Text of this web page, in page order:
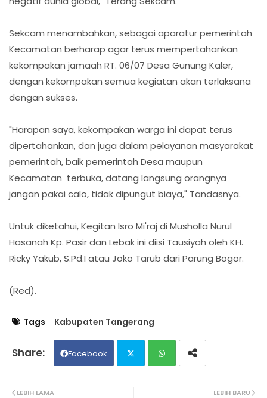
Sekcam menambahkan, sebagai aparatur pemerintah
Kecamatan berharap agar terus mempertahankan
kekompakan jamaah RT. 06/07 Desa Gunung Kaler,
dengan kekompakan semua kegiatan akan terlaksana
dengan sukses.
"Harapan saya, kekompakan warga ini dapat terus
dipertahankan, dan juga dalam pelayanan masyarakat
pemerintah, baik pemerintah Desa maupun
Kecamatan terbuka, datang langsung orangnya
jangan pakai calo, tidak dipungut biaya," Tandasnya.
Untuk diketahui, Kegitan Isro Mi'raj di Musholla Nurul
Hasanah Kp. Pasir dan Lebak ini diisi Tausiyah oleh KH.
Ricky Yakub, S.Pd.I atau Joko Tarub dari Parung Bogor.
(Red).
Tags Kabupaten Tangerang
Facebook
LEBIH BARU
LEBIH LAMA